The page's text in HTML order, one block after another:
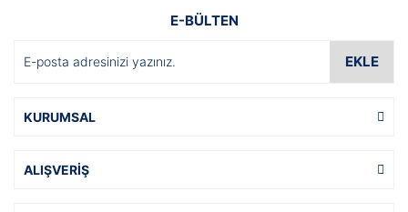
E-BÜLTEN
EKLE
KURUMSAL
ALIŞVERİŞ